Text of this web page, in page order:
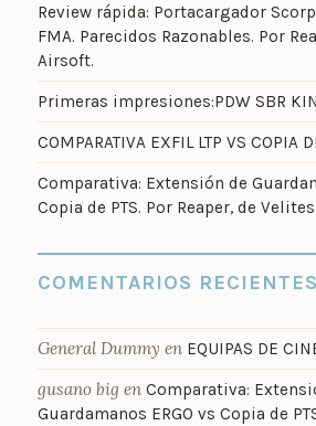
Review rápida: Portacargador
FMA. Parecidos Razonables. Por
Airsoft.
Primeras impresiones:PDW SBR
COMPARATIVA EXFIL LTP VS COPIA
Comparativa: Extensión de
Copia de PTS. Por Reaper, de
COMENTARIOS RECIENTES
General Dummy en EQUIPAS DE
gusano big en Comparativa:
Guardamanos ERGO vs Copia de